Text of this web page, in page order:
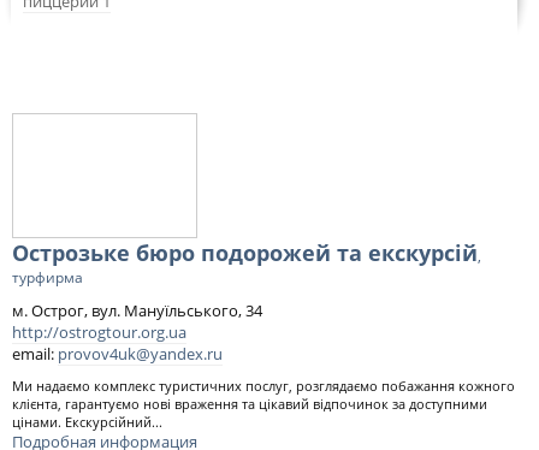
Острозьке бюро подорожей та екскурсій,
турфирма
м. Острог, вул. Мануїльського, 34
http://ostrogtour.org.ua
email: provov4uk@yandex.ru
Ми надаємо комплекс туристичних послуг, розглядаємо побажання кожного
клієнта, гарантуємо нові враження та цікавий відпочинок за доступними
цінами. Екскурсійний...
Подробная информация